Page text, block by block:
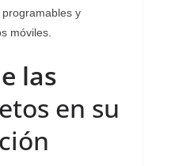
y
móviles.
las
en su